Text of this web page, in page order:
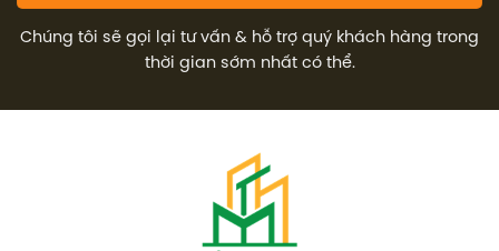
Chúng tôi sẽ gọi lại tư vấn & hỗ trợ quý khách hàng trong
thời gian sớm nhất có thể.